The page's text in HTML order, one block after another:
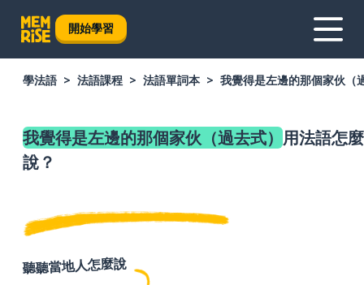
開始學習
學法語 法語課程 法語單詞本 我覺得是左邊的那個家伙（
我覺得是左邊的那個家伙（過去式）用法語怎麼
說？
聽聽當地人怎麼說